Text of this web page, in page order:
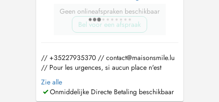
Geen onlineafspraken beschikbaar
Bel voor een afspraak
// +35227935370 // contact@maisonsmile.lu
// Pour les urgences, si aucun place n'est
disponible dans la journée veuillez directement
contacter le cabinet. Pour les consultations
avec les autres médecins du cabinet veuillez
Zie alle
Onmiddelijke Directe Betaling beschikbaar